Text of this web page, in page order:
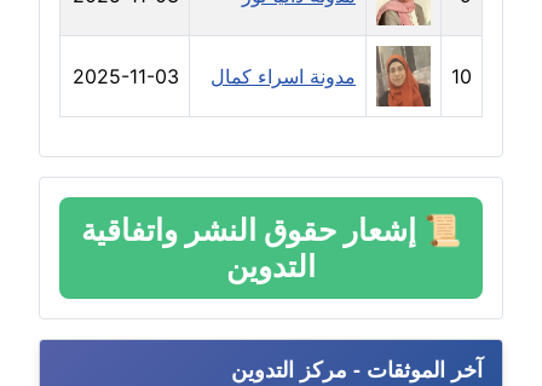
عاملة
مدونة رفعت عراقي
عاملة
مدونة رهام معلا
مدونة ريهام الخميسي
عاملة
مدونة زينات مطاوع
10 مدونة اسراء كمال 2025-11-03
📜 إشعار حقوق النشر واتفاقية
التدوين
آخر الموثقات - مركز التدوين